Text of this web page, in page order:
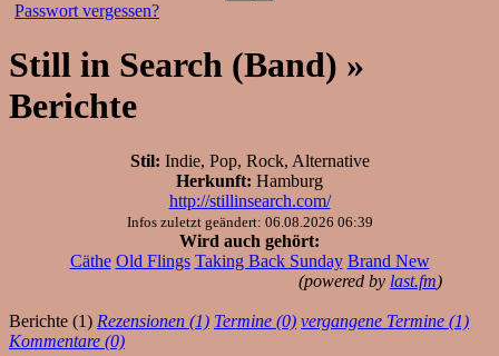
Passwort vergessen?
Still in Search (Band) »
Berichte
Stil: Indie, Pop, Rock, Alternative
Herkunft: Hamburg
http://stillinsearch.com/
Infos zuletzt geändert: 06.08.2026 06:39
Wird auch gehört:
Cäthe Old Flings Taking Back Sunday Brand New
(powered by last.fm)
Berichte (1) Rezensionen (1) Termine (0) vergangene Termine (1)
Kommentare (0)